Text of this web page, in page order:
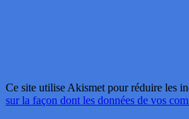
Ce site utilise Akismet pour réduire les
sur la façon dont les données de vos